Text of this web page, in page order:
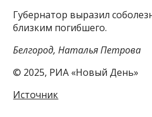
Губернатор выразил
близким погибшего.
Белгород, Наталья Петрова
© 2025, РИА «Новый День»
Источник